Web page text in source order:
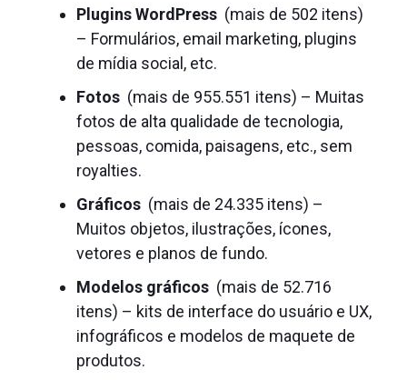
Plugins WordPress(mais de 502 itens)
– Formulários, email marketing, plugins
de mídia social, etc.
Fotos(mais de 955.551 itens) – Muitas
fotos de alta qualidade de tecnologia,
pessoas, comida, paisagens, etc., sem
royalties.
Gráficos(mais de 24.335 itens) –
Muitos objetos, ilustrações, ícones,
vetores e planos de fundo.
Modelos gráficos(mais de 52.716
itens) – kits de interface do usuário e UX,
infográficos e modelos de maquete de
produtos.